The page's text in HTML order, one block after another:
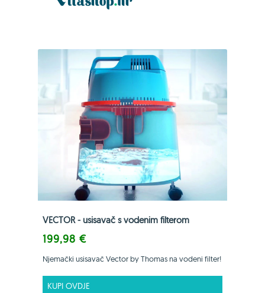
VECTOR - usisavač s vodenim filterom
199,98 €
Njemački usisavač Vector by Thomas na vodeni filter!
KUPI OVDJE